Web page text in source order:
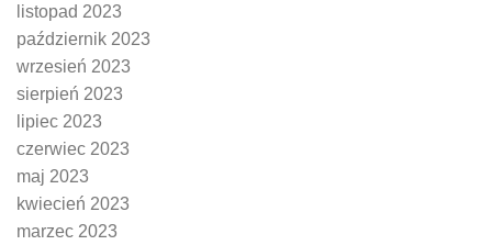
listopad 2023
październik 2023
wrzesień 2023
sierpień 2023
lipiec 2023
czerwiec 2023
maj 2023
kwiecień 2023
marzec 2023